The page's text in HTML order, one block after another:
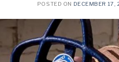
POSTED ON DECEMBER 17,